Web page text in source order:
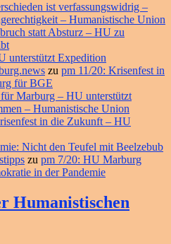
ist verfassungswidrig –
– Humanistische Union
statt Absturz – HU zu
unterstützt Expedition
zu pm 11/20: Krisenfest in
für BGE
Marburg – HU unterstützt
– Humanistische Union
in die Zukunft – HU
Nicht den Teufel mit Beelzebub
zu pm 7/20: HU Marburg
in der Pandemie
Humanistischen